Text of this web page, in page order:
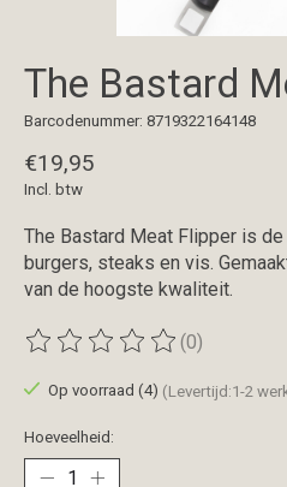
The Bastard
Barcodenummer: 8719322164148
€19,95
Incl. btw
The Bastard Meat Flipper is
burgers, steaks en vis.
van de hoogste kwaliteit.
De beoordeling van dit product
(0)
Op voorraad (4) (Levertijd:1-2
Hoeveelheid: